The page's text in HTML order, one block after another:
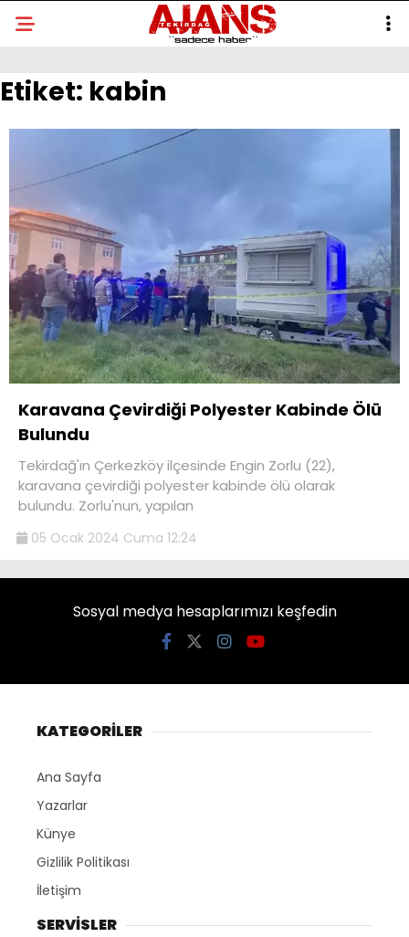
Etiket: kabin
Karavana Çevirdiği Polyester Kabinde Ölü
Bulundu
Tekirdağ'ın Çerkezköy ilçesinde Engin Zorlu (22),
karavana çevirdiği polyester kabinde ölü olarak
bulundu. Zorlu'nun, yapılan
05 Ocak 2024 Cuma 12:24
Sosyal medya hesaplarımızı keşfedin
KATEGORİLER
Ana Sayfa
Yazarlar
Künye
Gizlilik Politikası
İletişim
SERVİSLER